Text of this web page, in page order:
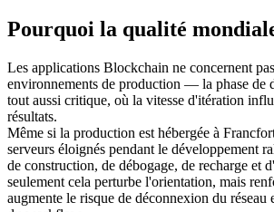
Pourquoi la qualité
Les applications Blockchain ne concernent
environnements de production — la phase de
tout aussi critique, où la vitesse d'itération
résultats.
Même si la production est hébergée à
serveurs éloignés pendant le développement
de construction, de débogage, de recharge et
seulement cela perturbe l'orientation, mais
augmente le risque de déconnexion du réseau